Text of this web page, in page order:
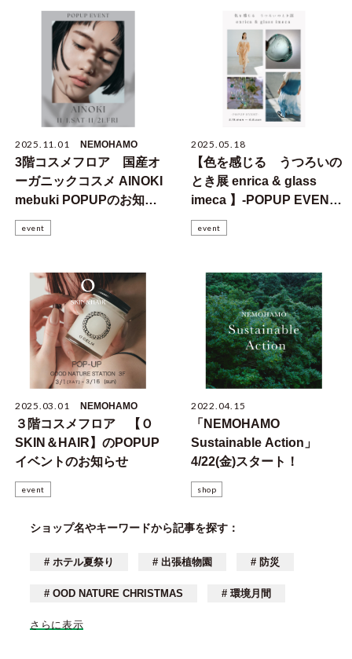
2025.11.01 NEMOHAMO
3階コスメフロア 国産オ
ーガニックコスメ AINOKI
mebuki POPUPのお知ら
せ
event
2025.05.18
【色を感じる うつろいの
とき展 enrica & glass
imeca 】-POPUP EVENT-
5/19開催
event
2025.03.01 NEMOHAMO
３階コスメフロア 【Ｏ
SKIN＆HAIR】のPOPUP
イベントのお知らせ
event
2022.04.15
「NEMOHAMO
Sustainable Action」
4/22(金)スタート！
shop
ショップ名やキーワードから記事を探す：
# ホテル夏祭り # 出張植物園 # 防災
# OOD NATURE CHRISTMAS # 環境月間
さらに表示